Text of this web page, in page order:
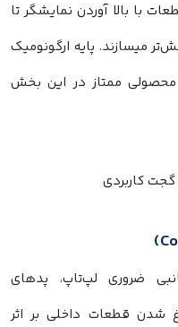
با بالا آوردن نمایشگر تا
میسازند. پایه ارگونومیک
محصولی ممتاز در این بخش
ضروری لپ‌تاپ، پدهای
شدن قطعات داخلی بر اثر